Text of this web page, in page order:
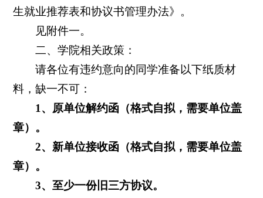
生就业推荐表和协议书管理办法》。
见附件一。
二、学院相关政策：
请各位有违约意向的同学准备以下纸质材
料，缺一不可：
1 、原单位解约函（格式自拟，需要单位盖
章）。
2、新单位接收函（格式自拟，需要单位盖
章）。
3、至少一份旧三方协议。